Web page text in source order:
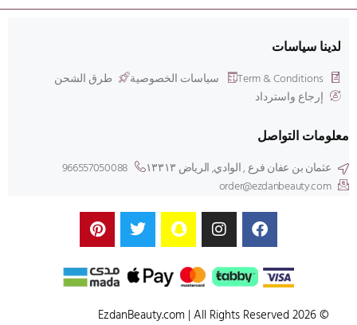
لدينا سياسات
Term & Conditions سياسات الخصوصية
طرق الشحن
إرجاع واسترداد
معلومات التواصل
عثمان بن عفان فرع , الوادي, الرياض ۱۳۳۱۳
966557050088
order@ezdanbeauty.com
© 2026 EzdanBeauty.com | All Rights Reserved